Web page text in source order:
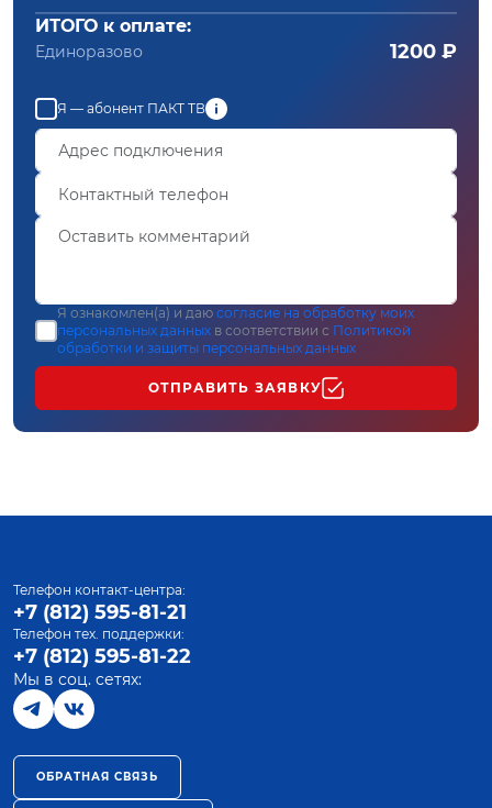
ИТОГО к оплате:
Единоразово 1200 ₽
Я — абонент ПАКТ ТВ
Я ознакомлен(а) и даю согласие на обработку моих
персональных данных в соответствии с Политикой
обработки и защиты персональных данных
ОТПРАВИТЬ ЗАЯВКУ
Телефон контакт-центра:
+7 (812) 595-81-21
Телефон тех. поддержки:
+7 (812) 595-81-22
Мы в соц. сетях:
ОБРАТНАЯ СВЯЗЬ